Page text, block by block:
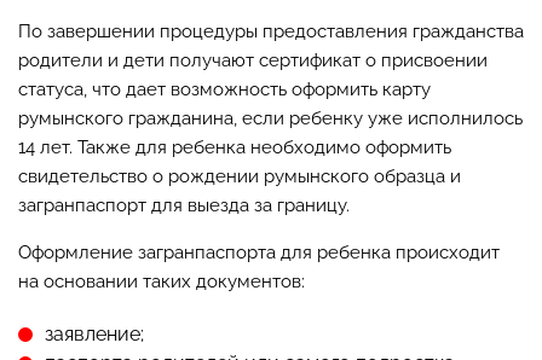
По завершении процедуры предоставления гражданства
родители и дети получают сертификат о присвоении
статуса, что дает возможность оформить карту
румынского гражданина, если ребенку уже исполнилось
14 лет. Также для ребенка необходимо оформить
свидетельство о рождении румынского образца и
загранпаспорт для выезда за границу.
Оформление загранпаспорта для ребенка происходит
на основании таких документов:
заявление;